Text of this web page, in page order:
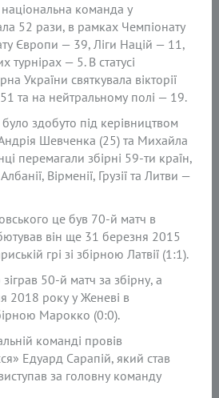
національна команда у
52 рази, в рамках Чемпіонату
Європи — 39, Ліги Націй — 11,
— 5. В статусі
України святкувала вікторії
та на нейтральному полі — 19.
здобуто під керівництвом
Шевченка (25) та Михайла
перемагали збірні 59-ти країн,
Вірменії, Грузії та Литви —
це був 70-й матч в
він ще 31 березня 2015
грі зі збірною Латвії (1:1).
50-й матч за збірну, а
2018 року у Женеві в
Марокко (0:0).
команді провів
Едуард Сарапій, який став
за головну команду